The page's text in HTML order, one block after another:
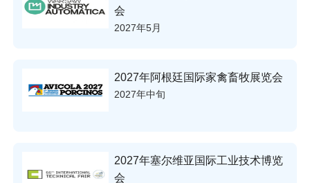
会
2027年5月
2027年阿根廷国际家禽畜牧展览会
2027年中旬
2027年塞尔维亚国际工业技术博览
会